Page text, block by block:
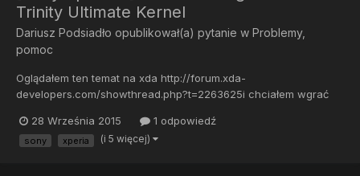
Trinity Ultimate Kernel
Dariusz Podsiadło opublikował(a) pytanie w Problemy,
pomoc
Oglądałem ten temat na xda http://forum.xda-
developers.com/showthread.php?t=2263625i chciałem wgrać
teraz nwm jak to zflashować Próbowałem wgrać sam plik boot
ale bez skutku @PeliKan
28 Września 2015 1 odpowiedź
sony xperia (i 5 więcej)